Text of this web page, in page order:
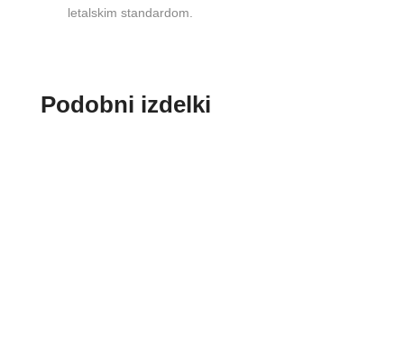
letalskim standardom.
Podobni izdelki